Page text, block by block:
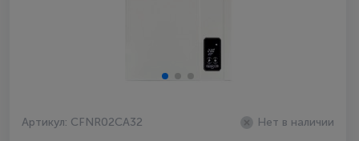
Артикул: CFNR02CA32 Нет в наличии